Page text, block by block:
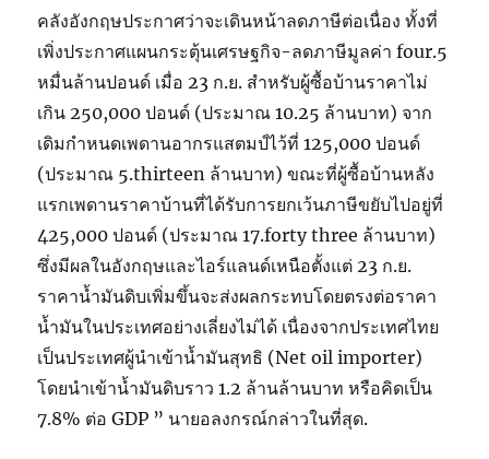
คลังอังกฤษประกาศว่าจะเดินหน้าลดภาษีต่อเนื่อง ทั้งที่
เพิ่งประกาศแผนกระตุ้นเศรษฐกิจ-ลดภาษีมูลค่า four.5
หมื่นล้านปอนด์ เมื่อ 23 ก.ย. สำหรับผู้ซื้อบ้านราคาไม่
เกิน 250,000 ปอนด์ (ประมาณ 10.25 ล้านบาท) จาก
เดิมกำหนดเพดานอากรแสตมป์ไว้ที่ 125,000 ปอนด์
(ประมาณ 5.thirteen ล้านบาท) ขณะที่ผู้ซื้อบ้านหลัง
แรกเพดานราคาบ้านที่ได้รับการยกเว้นภาษีขยับไปอยู่ที่
425,000 ปอนด์ (ประมาณ 17.forty three ล้านบาท)
ซึ่งมีผลในอังกฤษและไอร์แลนด์เหนือตั้งแต่ 23 ก.ย.
ราคาน้ำมันดิบเพิ่มขึ้นจะส่งผลกระทบโดยตรงต่อราคา
น้ำมันในประเทศอย่างเลี่ยงไม่ได้ เนื่องจากประเทศไทย
เป็นประเทศผู้นำเข้าน้ำมันสุทธิ (Net oil importer)
โดยนำเข้าน้ำมันดิบราว 1.2 ล้านล้านบาท หรือคิดเป็น
7.8% ต่อ GDP ” นายอลงกรณ์กล่าวในที่สุด.